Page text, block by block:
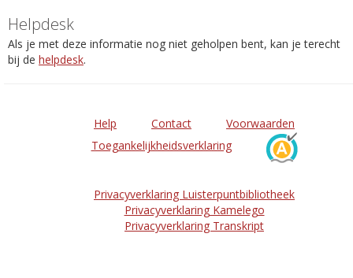
Helpdesk
Als je met deze informatie nog niet geholpen bent, kan je terecht
bij de helpdesk.
Help Contact
Voorwaarden
Toegankelijkheidsverklaring
Privacyverklaring Luisterpuntbibliotheek
Privacyverklaring Kamelego
Privacyverklaring Transkript